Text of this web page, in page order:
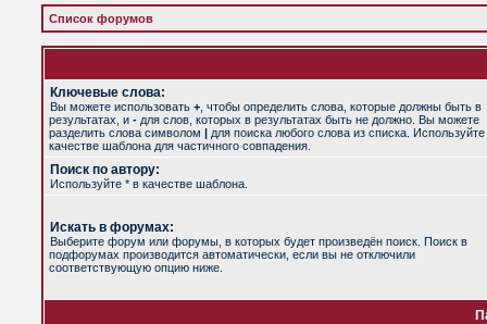
Список форумов
Ключевые слова:
Вы можете использовать + , чтобы определить слова, которые должны быть в
результатах, и - для слов, которых в результатах быть не должно. Вы можете
разделить слова символом | для поиска любого слова из списка. Используйте
качестве шаблона для частичного совпадения.
Поиск по автору:
Используйте * в качестве шаблона.
Искать в форумах:
Выберите форум или форумы, в которых будет произведён поиск. Поиск в
подфорумах производится автоматически, если вы не отключили
соответствующую опцию ниже.